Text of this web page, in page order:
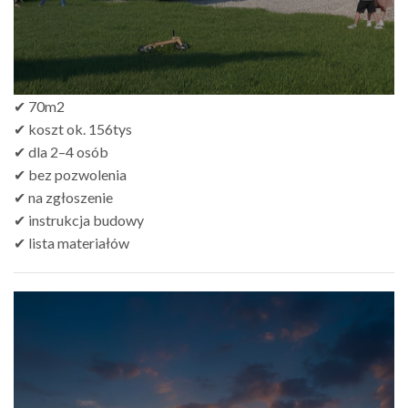
✔ 70m2
✔ koszt ok. 156tys
✔ dla 2–4 osób
✔ bez pozwolenia
✔ na zgłoszenie
✔ instrukcja budowy
✔ lista materiałów